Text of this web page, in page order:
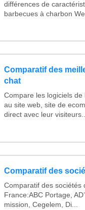
différences de
barbecues à charbon
Comparatif des
chat
Compare les logiciels
au site web, site de
direct avec leur
Comparatif des
Comparatif des sociétés
France:ABC Portage,
mission, Cegelem, Di...